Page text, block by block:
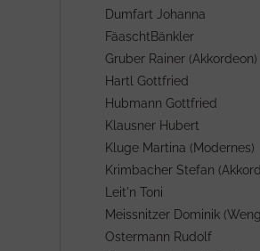
Dumfart Johanna
FäaschtBänkler
Gruber Rainer (Akkordeon)
Hartl Gottfried
Hubmann Gottfried
Klausner Hubert
Kluge Martina (Modernes)
Krimbacher Stefan
Leit'n Toni
Meissnitzer Dominik
Ostermann Rudolf